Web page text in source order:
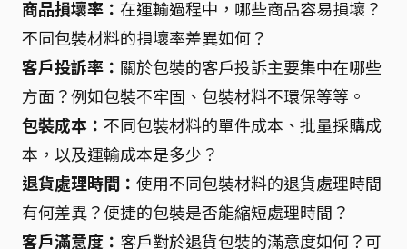
商品損壞率： 在運輸過程中，哪些商品容易損壞？
不同包裝材料的損壞率差異如何？
客戶投訴率： 關於包裝的客戶投訴主要集中在哪些
方面？例如包裝不牢固、包裝材料不環保等等。
包裝成本： 不同包裝材料的單件成本、批量採購成
本，以及運輸成本是多少？
退貨處理時間： 使用不同包裝材料的退貨處理時間
有何差異？便捷的包裝是否能縮短處理時間？
客戶滿意度： 客戶對於退貨包裝的滿意度如何？可